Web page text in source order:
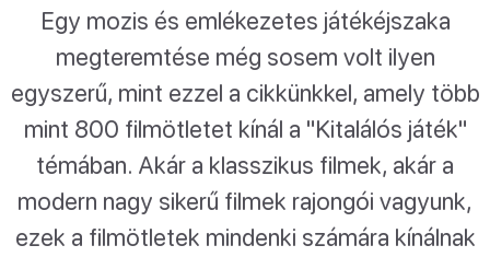
Egy mozis és emlékezetes játékéjszaka
megteremtése még sosem volt ilyen
egyszerű, mint ezzel a cikkünkkel, amely több
mint 800 filmötletet kínál a "Kitalálós játék"
témában. Akár a klasszikus filmek, akár a
modern nagy sikerű filmek rajongói vagyunk,
ezek a filmötletek mindenki számára kínálnak